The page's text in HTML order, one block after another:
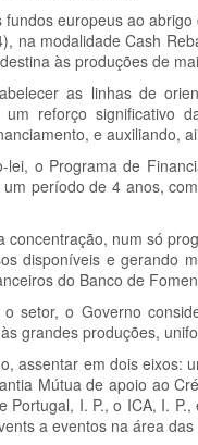
europeus ao
na modalidade Cash
às produções de
as linhas de
reforço significativo
e auxiliando,
o Programa de
período de 4 anos,
num só
disponíveis e gerando
do Banco de
setor, o Governo
grandes produções,
assentar em dois eixos:
Mútua de apoio ao
I. P., o ICA, I.
a eventos na área